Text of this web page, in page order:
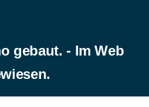
gebaut. - Im Web